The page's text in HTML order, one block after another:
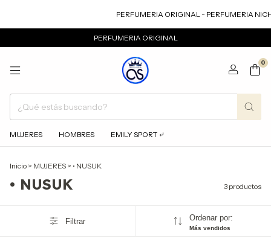
PERFUMERIA ORIGINAL - PERFUMERIA
PERFUMERIA ORIGINAL
0
MUJERES HOMBRES EMILY SPORT ⤶
Inicio > MUJERES > • NUSUK
• NUSUK 3 productos
Filtrar Ordenar por:
Más vendidos